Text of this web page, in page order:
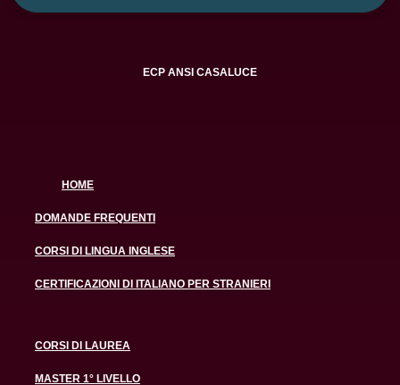
ECP ANSI CASALUCE
HOME
DOMANDE FREQUENTI
CORSI DI LINGUA INGLESE
CERTIFICAZIONI DI ITALIANO PER STRANIERI
CORSI DI LAUREA
MASTER 1° LIVELLO